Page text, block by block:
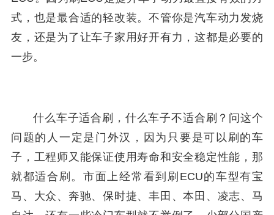
式，也是最合适的轻改装。不管你是汽车动力发烧
友，还是为了让车子家用好开有力，这都是必要的
一步。
什么车子适合刷，什么车子不适合刷？问这个
问题的人一定是门外汉，因为只要是可以刷的车
子，工程师又能保证使用寿命和安全稳定性能，那
就都适合刷。市面上经常看到刷ECU的车型有宝
马、大众、奔驰、保时捷、丰田、本田、凌志、马